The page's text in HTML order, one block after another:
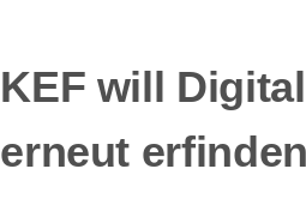
KEF will
erneut erfinden